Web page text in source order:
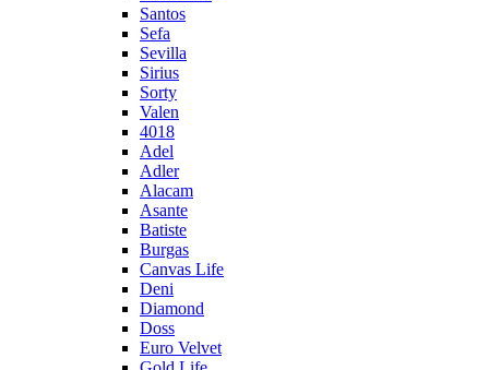
Santos
Sefa
Sevilla
Sirius
Sorty
Valen
4018
Adel
Adler
Alacam
Asante
Batiste
Burgas
Canvas Life
Deni
Diamond
Doss
Euro Velvet